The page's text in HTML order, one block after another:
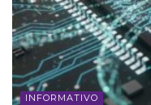
INFORMATIVO